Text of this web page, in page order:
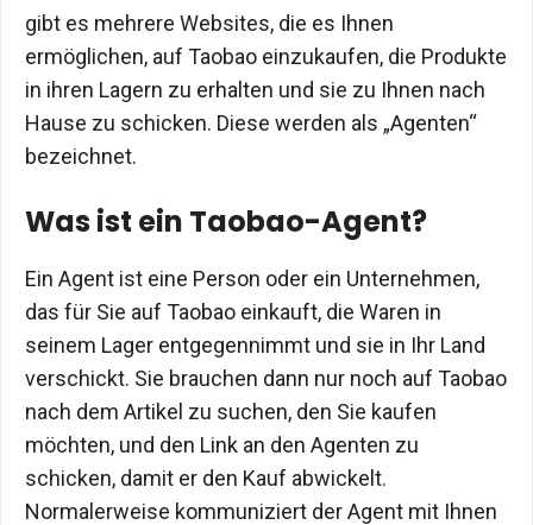
gibt es mehrere Websites, die es Ihnen
ermöglichen, auf Taobao einzukaufen, die Produkte
in ihren Lagern zu erhalten und sie zu Ihnen nach
Hause zu schicken. Diese werden als „Agenten“
bezeichnet.
Was ist ein Taobao-Agent?
Ein Agent ist eine Person oder ein Unternehmen,
das für Sie auf Taobao einkauft, die Waren in
seinem Lager entgegennimmt und sie in Ihr Land
verschickt. Sie brauchen dann nur noch auf Taobao
nach dem Artikel zu suchen, den Sie kaufen
möchten, und den Link an den Agenten zu
schicken, damit er den Kauf abwickelt.
Normalerweise kommuniziert der Agent mit Ihnen